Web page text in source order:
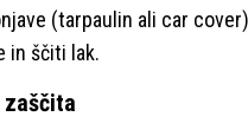
(tarpaulin ali car
in ščiti lak.